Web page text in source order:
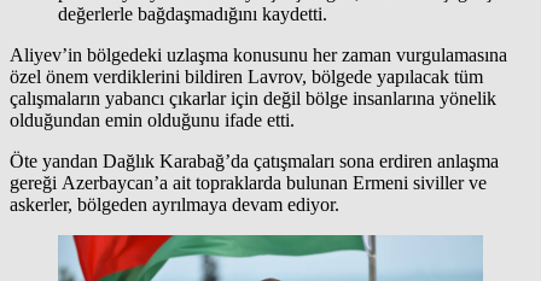
değerlerle bağdaşmadığını kaydetti.
Aliyev’in bölgedeki uzlaşma konusunu her zaman vurgulamasına
özel önem verdiklerini bildiren Lavrov, bölgede yapılacak tüm
çalışmaların yabancı çıkarlar için değil bölge insanlarına yönelik
olduğundan emin olduğunu ifade etti.
Öte yandan Dağlık Karabağ’da çatışmaları sona erdiren anlaşma
gereği Azerbaycan’a ait topraklarda bulunan Ermeni siviller ve
askerler, bölgeden ayrılmaya devam ediyor.